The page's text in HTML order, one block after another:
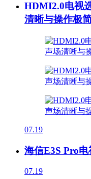
HDMI2.0电视
清晰与操作极
07.19
海信E3S Pro
07.19